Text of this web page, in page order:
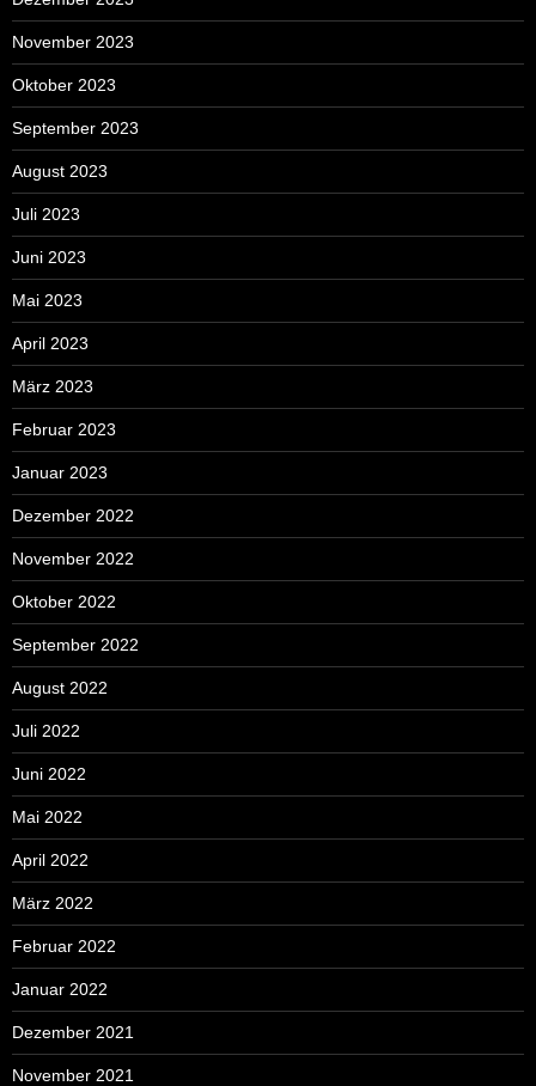
November 2023
Oktober 2023
September 2023
August 2023
Juli 2023
Juni 2023
Mai 2023
April 2023
März 2023
Februar 2023
Januar 2023
Dezember 2022
November 2022
Oktober 2022
September 2022
August 2022
Juli 2022
Juni 2022
Mai 2022
April 2022
März 2022
Februar 2022
Januar 2022
Dezember 2021
November 2021